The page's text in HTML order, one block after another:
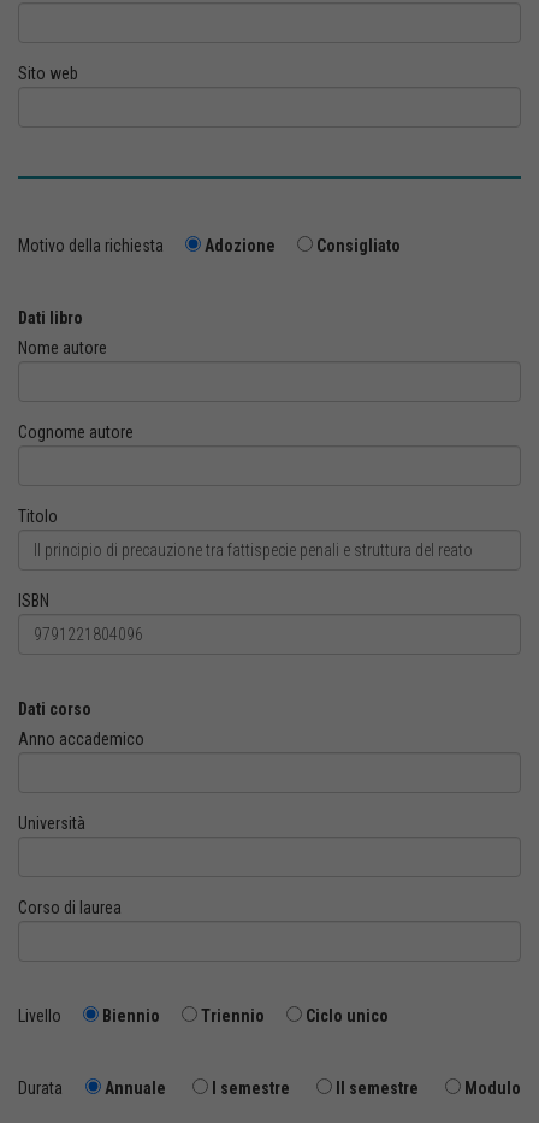
Sito web
Motivo della richiesta Adozione Consigliato
Dati libro
Nome autore
Cognome autore
Titolo
ISBN
Dati corso
Anno accademico
Università
Corso di laurea
Livello Biennio Triennio Ciclo unico
Durata Annuale I semestre II semestre Modulo